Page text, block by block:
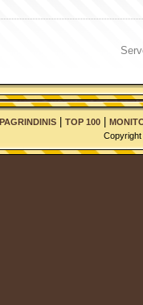
PAGRINDINIS| TOP 100|